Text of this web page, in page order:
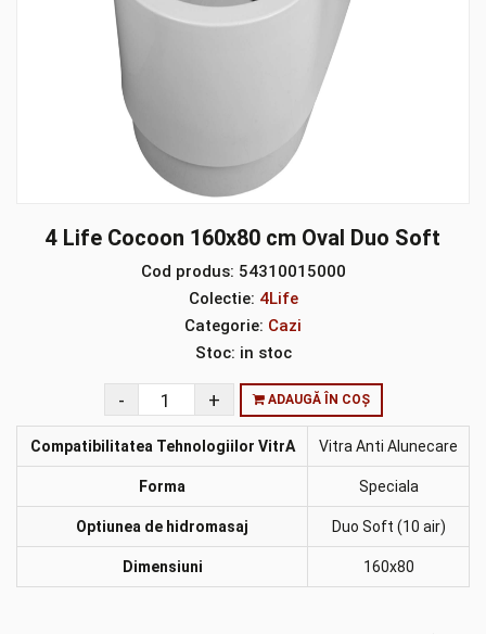
4 Life Cocoon 160x80 cm Oval Duo Soft
Cod produs: 54310015000
Colectie: 4Life
Categorie: Cazi
Stoc: in stoc
ADAUGĂ ÎN COȘ
Compatibilitatea Tehnologiilor VitrA Vitra Anti Alunecare
Forma Speciala
Optiunea de hidromasaj Duo Soft (10 air)
Dimensiuni 160x80